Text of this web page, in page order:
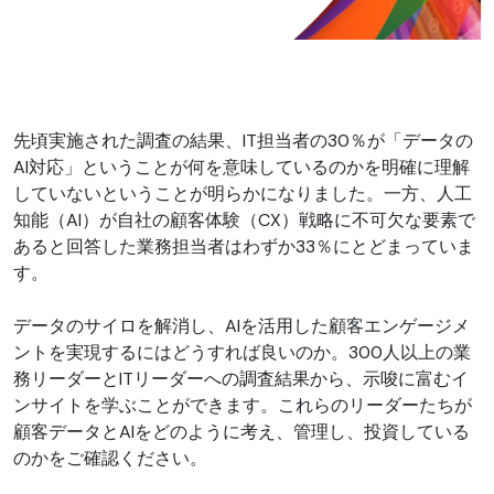
先頃実施された調査の結果、IT担当者の30％が「データの
AI対応」ということが何を意味しているのかを明確に理解
していないということが明らかになりました。一方、人工
知能（AI）が自社の顧客体験（CX）戦略に不可欠な要素で
あると回答した業務担当者はわずか33％にとどまっていま
す。
データのサイロを解消し、AIを活用した顧客エンゲージメ
ントを実現するにはどうすれば良いのか。300人以上の業
務リーダーとITリーダーへの調査結果から、示唆に富むイ
ンサイトを学ぶことができます。これらのリーダーたちが
顧客データとAIをどのように考え、管理し、投資している
のかをご確認ください。